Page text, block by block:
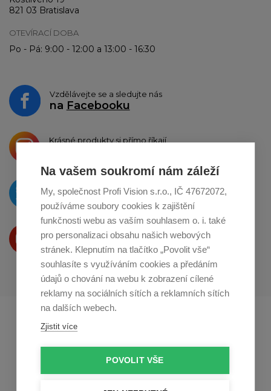
Na vašem soukromí nám záleží
My, společnost Profi Vision s.r.o., IČ 47672072,
používáme soubory cookies k zajištění
funkčnosti webu as vaším souhlasem o. i. také
pro personalizaci obsahu našich webových
stránek. Klepnutím na tlačítko „Povolit vše“
souhlasíte s využíváním cookies a předáním
údajů o chování na webu k zobrazení cílené
reklamy na sociálních sítích a reklamních sítích
na dalších webech.
Zjistit více
POVOLIT VŠE
821 03 Bratislava
OTEVÍRACÍ DOBA
Po - Pá: 9:00 - 12:00 a 13:00 - 16:30
Vzdělávejte se a sledujte nás
na Facebooku
Krásné produkty si přímo říkají
O novinkách píšeme
naTwitteru
Produkty Vám představujeme
na Youtube
Profikuchar.sk